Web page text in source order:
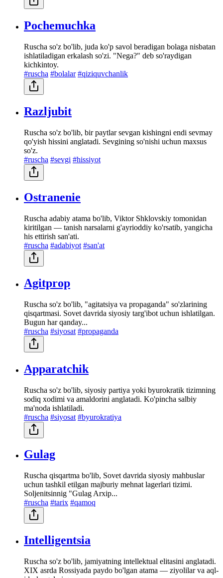
Pochemuchka
Ruscha so'z bo'lib, juda ko'p savol beradigan bolaga nisbatan
ishlatiladigan erkalash so'zi. "Nega?" deb so'raydigan
kichkintoy.
#ruscha #bolalar #qiziquvchanlik
Razljubit
Ruscha so'z bo'lib, bir paytlar sevgan kishingni endi sevmay
qo'yish hissini anglatadi. Sevgining so'nishi uchun maxsus
so'z.
#ruscha #sevgi #hissiyot
Ostranenie
Ruscha adabiy atama bo'lib, Viktor Shklovskiy tomonidan
kiritilgan — tanish narsalarni g'ayrioddiy ko'rsatib, yangicha
his ettirish san'ati.
#ruscha #adabiyot #san'at
Agitprop
Ruscha so'z bo'lib, "agitatsiya va propaganda" so'zlarining
qisqartmasi. Sovet davrida siyosiy targ'ibot uchun ishlatilgan.
Bugun har qanday...
#ruscha #siyosat #propaganda
Apparatchik
Ruscha so'z bo'lib, siyosiy partiya yoki byurokratik tizimning
sodiq xodimi va amaldorini anglatadi. Ko'pincha salbiy
ma'noda ishlatiladi.
#ruscha #siyosat #byurokratiya
Gulag
Ruscha qisqartma bo'lib, Sovet davrida siyosiy mahbuslar
uchun tashkil etilgan majburiy mehnat lagerlari tizimi.
Soljenitsinnig "Gulag Arxip...
#ruscha #tarix #qamoq
Intelligentsia
Ruscha so'z bo'lib, jamiyatning intellektual elitasini anglatadi.
XIX asrda Rossiyada paydo bo'lgan atama — ziyolilar va aql-